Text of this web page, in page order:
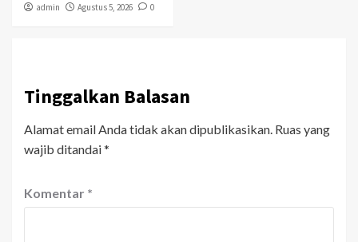
admin Agustus 5, 2026 0
Tinggalkan Balasan
Alamat email Anda tidak akan dipublikasikan. Ruas yang
wajib ditandai*
Komentar *